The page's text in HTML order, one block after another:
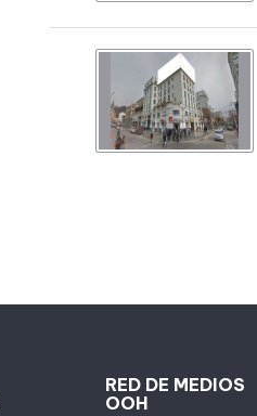
RED DE MEDIOS
OOH